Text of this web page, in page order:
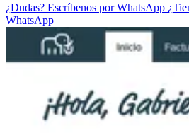
¿Dudas? Escríbenos por WhatsApp
WhatsApp